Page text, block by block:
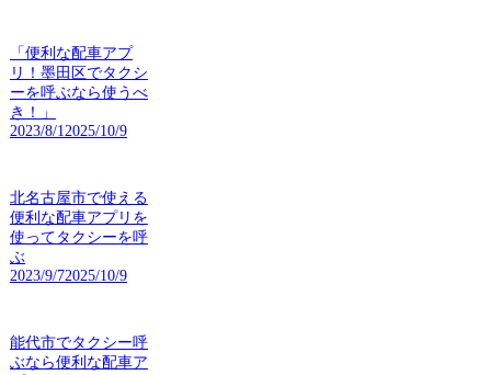
「便利な配車アプ
リ！墨田区でタクシ
ーを呼ぶなら使うべ
き！」
2023/8/1 2025/10/9
北名古屋市で使える
便利な配車アプリを
使ってタクシーを呼
ぶ
2023/9/72025/10/9
能代市でタクシー呼
ぶなら便利な配車ア